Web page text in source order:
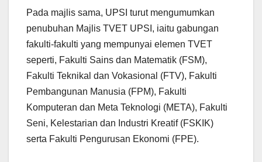
Pada majlis sama, UPSI turut mengumumkan
penubuhan Majlis TVET UPSI, iaitu gabungan
fakulti-fakulti yang mempunyai elemen TVET
seperti, Fakulti Sains dan Matematik (FSM),
Fakulti Teknikal dan Vokasional (FTV), Fakulti
Pembangunan Manusia (FPM), Fakulti
Komputeran dan Meta Teknologi (META), Fakulti
Seni, Kelestarian dan Industri Kreatif (FSKIK)
serta Fakulti Pengurusan Ekonomi (FPE).